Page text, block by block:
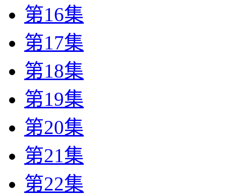
第16集
第17集
第18集
第19集
第20集
第21集
第22集